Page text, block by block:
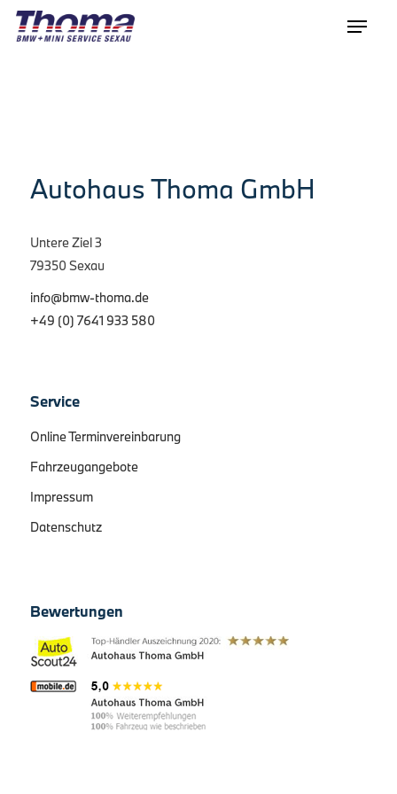
Autohaus Thoma GmbH
Untere Ziel 3
79350 Sexau
info@bmw-thoma.de
+49 (0) 7641 933 580
Service
Online Terminvereinbarung
Fahrzeugangebote
Impressum
Datenschutz
Bewertungen